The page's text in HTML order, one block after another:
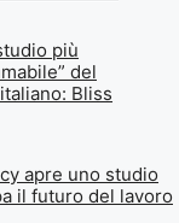
più
del
Bliss
apre uno studio
il futuro del lavoro